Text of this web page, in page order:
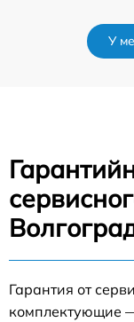
У
Гарантия от
комплектующие